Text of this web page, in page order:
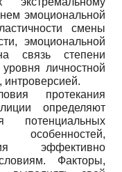
эмоциональной
смены
эмоциональной
связь степени
личностной
интроверсией.
протекания
определяют
потенциальных
особенностей,
эффективно
Факторы,